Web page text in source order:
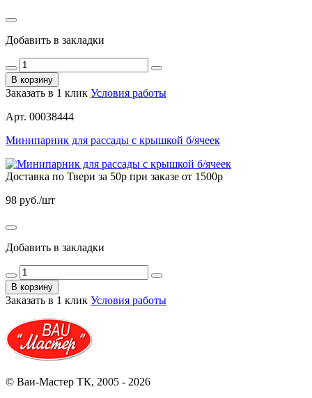
Добавить в закладки
В корзину
Заказать в 1 клик Условия работы
Арт. 00038444
Минипарник для рассады с крышкой б/ячеек
Доставка по Твери за 50р при заказе от 1500р
98 руб./шт
Добавить в закладки
В корзину
Заказать в 1 клик Условия работы
© Ваи-Мастер ТК, 2005 - 2026